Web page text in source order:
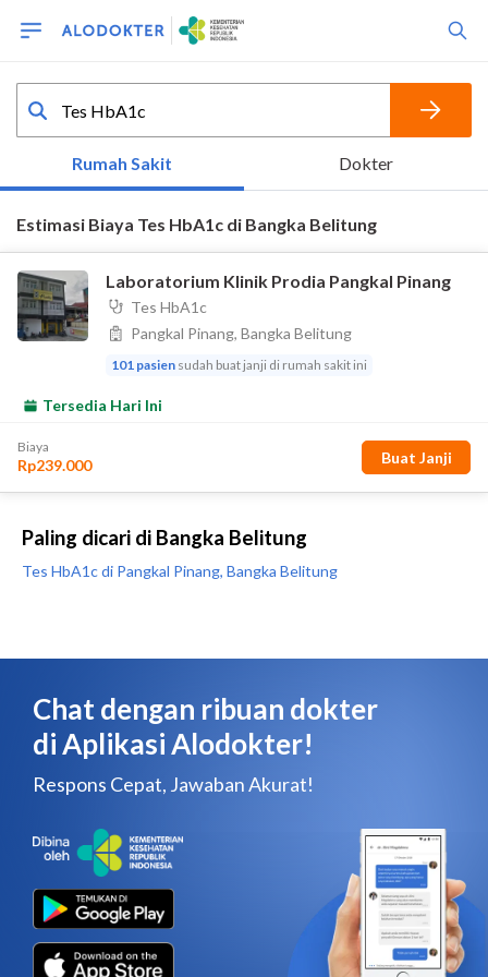
Paling dicari di Bangka Belitung
Tes HbA1c di Pangkal Pinang, Bangka Belitung